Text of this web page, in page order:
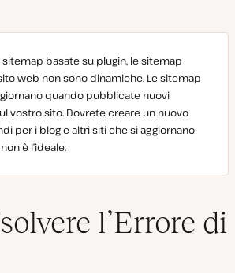
basate su plugin, le sitemap
web non sono dinamiche. Le sitemap
quando pubblicate nuovi
vostro sito. Dovrete creare un nuovo
per i blog e altri siti che si aggiornano
è l’ideale.
l’Errore di